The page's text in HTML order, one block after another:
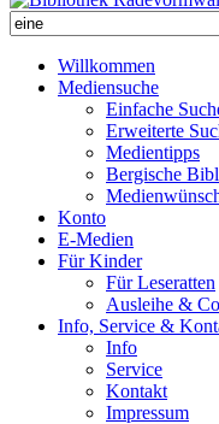
Willkommen
Mediensuche
Einfache
Erweiterte
Medientipps
Bergische
Konto
E-Medien
Für Kinder
Für Leseratten
Ausleihe &
Info, Service &
Info
Service
Kontakt
Impressum